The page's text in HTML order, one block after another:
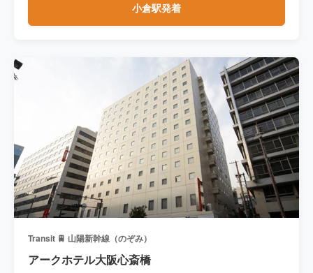
小倉駅発着
Transit 🚆 山陽新幹線（のぞみ）
アークホテル大阪心斎橋